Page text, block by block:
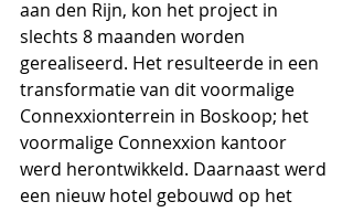
aan den Rijn, kon het project in
slechts 8 maanden worden
gerealiseerd. Het resulteerde in een
transformatie van dit voormalige
Connexxionterrein in Boskoop; het
voormalige Connexxion kantoor
werd herontwikkeld. Daarnaast werd
een nieuw hotel gebouwd op het